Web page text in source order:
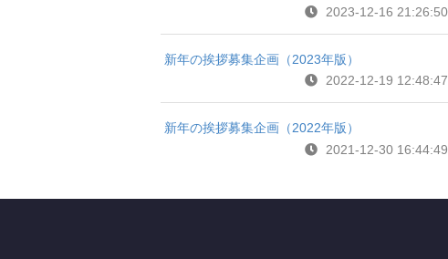
2023-12-16 21:26:50
新年の挨拶募集企画（2023年版）
2022-12-19 12:48:47
新年の挨拶募集企画（2022年版）
2021-12-30 16:44:49